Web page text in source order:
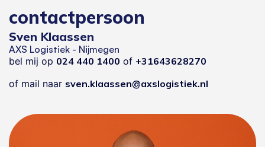
contactpersoon
Sven Klaassen
AXS Logistiek - Nijmegen
bel mij op 024 440 1400 of +31643628270
of mail naar sven.klaassen@axslogistiek.nl